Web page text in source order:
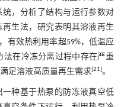
，分析了结构与运行参数对
生法，研究表明其溶液再生
有效热利用率超59%，低温应
法在冷冻分离过程中存在严重
足溶液高质量再生需求[21]。
种基于热泵的防冻液真空低